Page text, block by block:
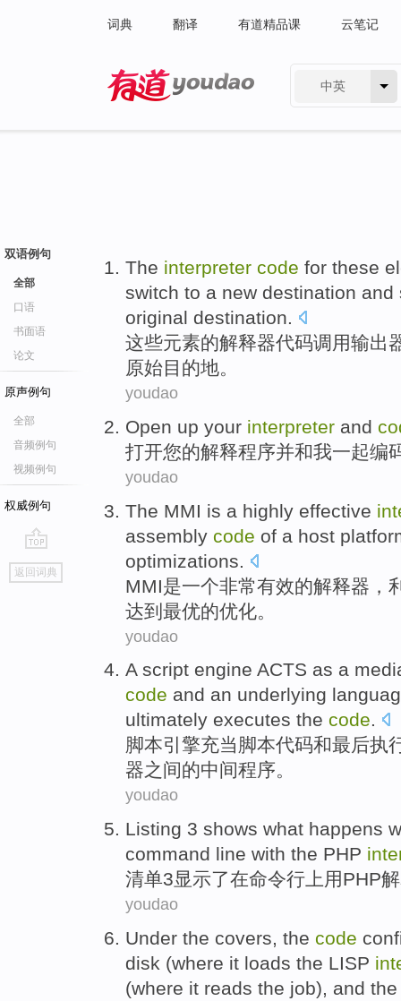
词典 翻译 有道精品课 云笔记
中英
双语例句
全部
口语
书面语
论文
原声例句
全部
音频例句
视频例句
权威例句
go
top
返回词典
The interpreter code for these
switch to a new destination and
original destination.
这些元素的解释器代码调用输出
原始目的地。
youdao
Open up your interpreter and
打开您的解释程序并和我一起编
youdao
The MMI is a highly effective
assembly code of a host
optimizations
MMI是一个非常有效的解释器 ，
达到 最优的优化。
youdao
A script engine ACTS as a
code and an underlying
ultimately executes the code.
脚本引擎充当 脚本代码和最后执
器之间的中间程序。
youdao
Listing 3 shows what happens
command line with the PHP
清单3显示了在命令行 上用PHP
youdao
Under the covers, the code
disk (where it loads the LISP
(where it reads the job), and